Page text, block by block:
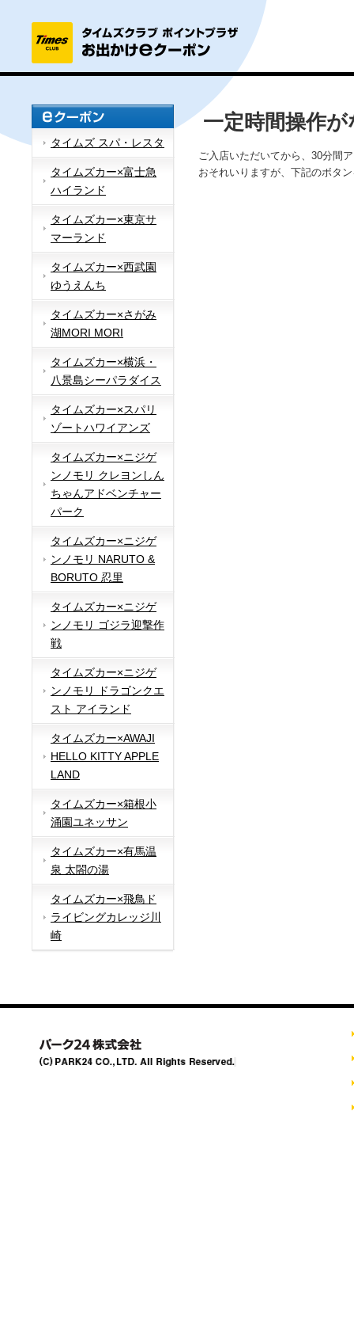
タイムズ スパ・レスタ
タイムズカー×富士急
ハイランド
タイムズカー×東京サ
マーランド
タイムズカー×西武園
ゆうえんち
タイムズカー×さがみ
湖MORI MORI
タイムズカー×横浜・
八景島シーパラダイス
タイムズカー×スパリ
ゾートハワイアンズ
タイムズカー×ニジゲ
ンノモリ クレヨンしん
ちゃんアドベンチャー
パーク
タイムズカー×ニジゲ
ンノモリ NARUTO &
BORUTO 忍里
タイムズカー×ニジゲ
ンノモリ ゴジラ迎撃作
戦
タイムズカー×ニジゲ
ンノモリ ドラゴンクエ
スト アイランド
タイムズカー×AWAJI
HELLO KITTY APPLE
LAND
タイムズカー×箱根小
涌園ユネッサン
タイムズカー×有馬温
泉 太閤の湯
タイムズカー×飛鳥ド
ライビングカレッジ川
崎
一定時間操作
ご入店いただいてから、30分間
おそれいりますが、下記のボタ